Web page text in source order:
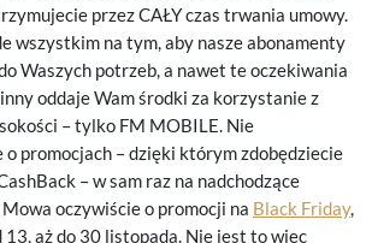
przez CAŁY czas trwania umowy.
wszystkim na tym, aby nasze abonamenty
Waszych potrzeb, a nawet te oczekiwania
oddaje Wam środki za korzystanie z
– tylko FM MOBILE. Nie
promocjach – dzięki którym zdobędziecie
– w sam raz na nadchodzące
oczywiście o promocji na Black Friday,
aż do 30 listopada. Nie jest to więc